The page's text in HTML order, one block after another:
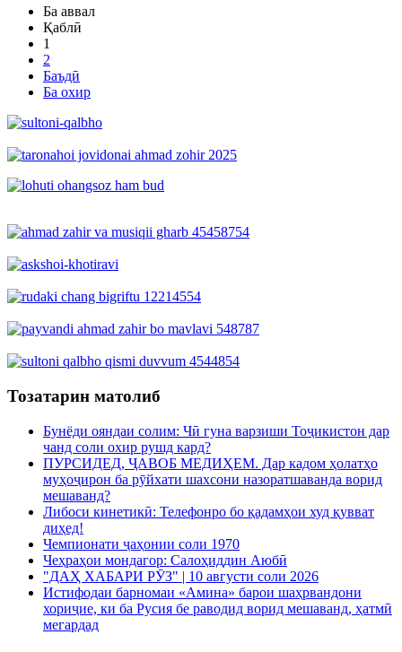
Ба аввал
Қаблӣ
1
2
Баъдӣ
Ба охир
Тозатарин матолиб
Бунёди ояндаи солим: Чӣ гуна варзиши Тоҷикистон дар
чанд соли охир рушд кард?
ПУРСИДЕД, ҶАВОБ МЕДИҲЕМ. Дар кадом ҳолатҳо
муҳоҷирон ба рӯйхати шахсони назоратшаванда ворид
мешаванд?
Либоси кинетикӣ: Телефонро бо қадамҳои худ қувват
диҳед!
Чемпионати ҷаҳонии соли 1970
Чеҳраҳои мондагор: Салоҳиддин Аюбӣ
"ДАҲ ХАБАРИ РӮЗ" | 10 августи соли 2026
Истифодаи барномаи «Амина» барои шаҳрвандони
хориҷие, ки ба Русия бе раводид ворид мешаванд, ҳатмӣ
мегардад